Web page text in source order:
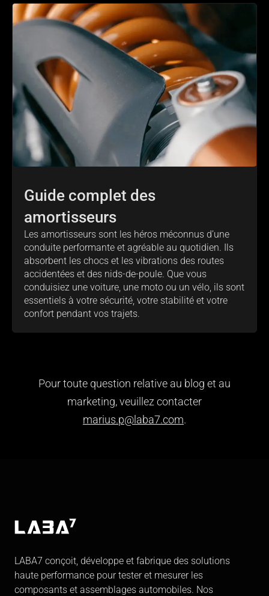
Guide complet des
amortisseurs
Les amortisseurs sont les héros méconnus d’une
conduite performante et agréable au quotidien. Ils
absorbent les chocs et les vibrations des routes
accidentées et des nids-de-poule. Que vous
conduisiez une voiture, une moto ou un vélo, ils sont
essentiels à votre sécurité, votre stabilité et votre
confort pendant vos trajets.
Pour toute question relative au blog et au
marketing, veuillez contacter
marius.p@laba7.com.
LABA7 conçoit, développe et fabrique des solutions
haute performance pour tester et mesurer les
composants et assemblages automobiles. Nos